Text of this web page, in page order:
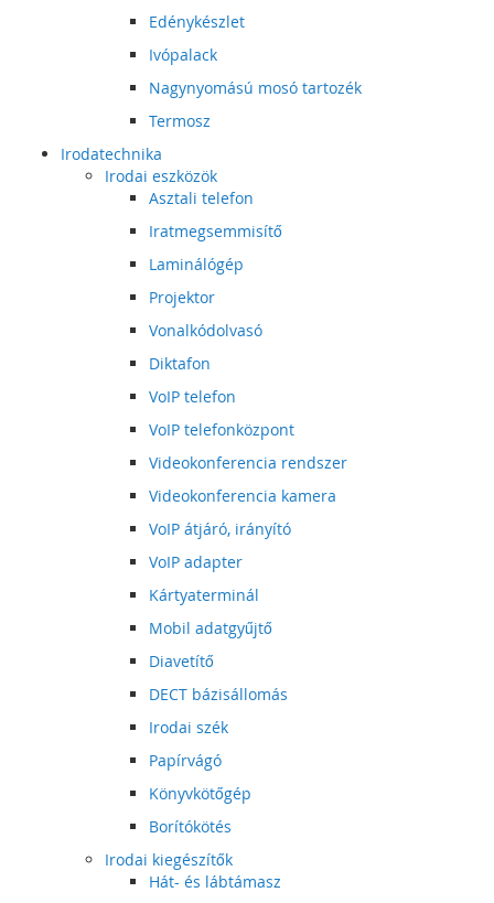
Edénykészlet
Ivópalack
Nagynyomású mosó tartozék
Termosz
Irodatechnika
Irodai eszközök
Asztali telefon
Iratmegsemmisítő
Laminálógép
Projektor
Vonalkódolvasó
Diktafon
VoIP telefon
VoIP telefonközpont
Videokonferencia rendszer
Videokonferencia kamera
VoIP átjáró, irányító
VoIP adapter
Kártyaterminál
Mobil adatgyűjtő
Diavetítő
DECT bázisállomás
Irodai szék
Papírvágó
Könyvkötőgép
Borítókötés
Irodai kiegészítők
Hát- és lábtámasz